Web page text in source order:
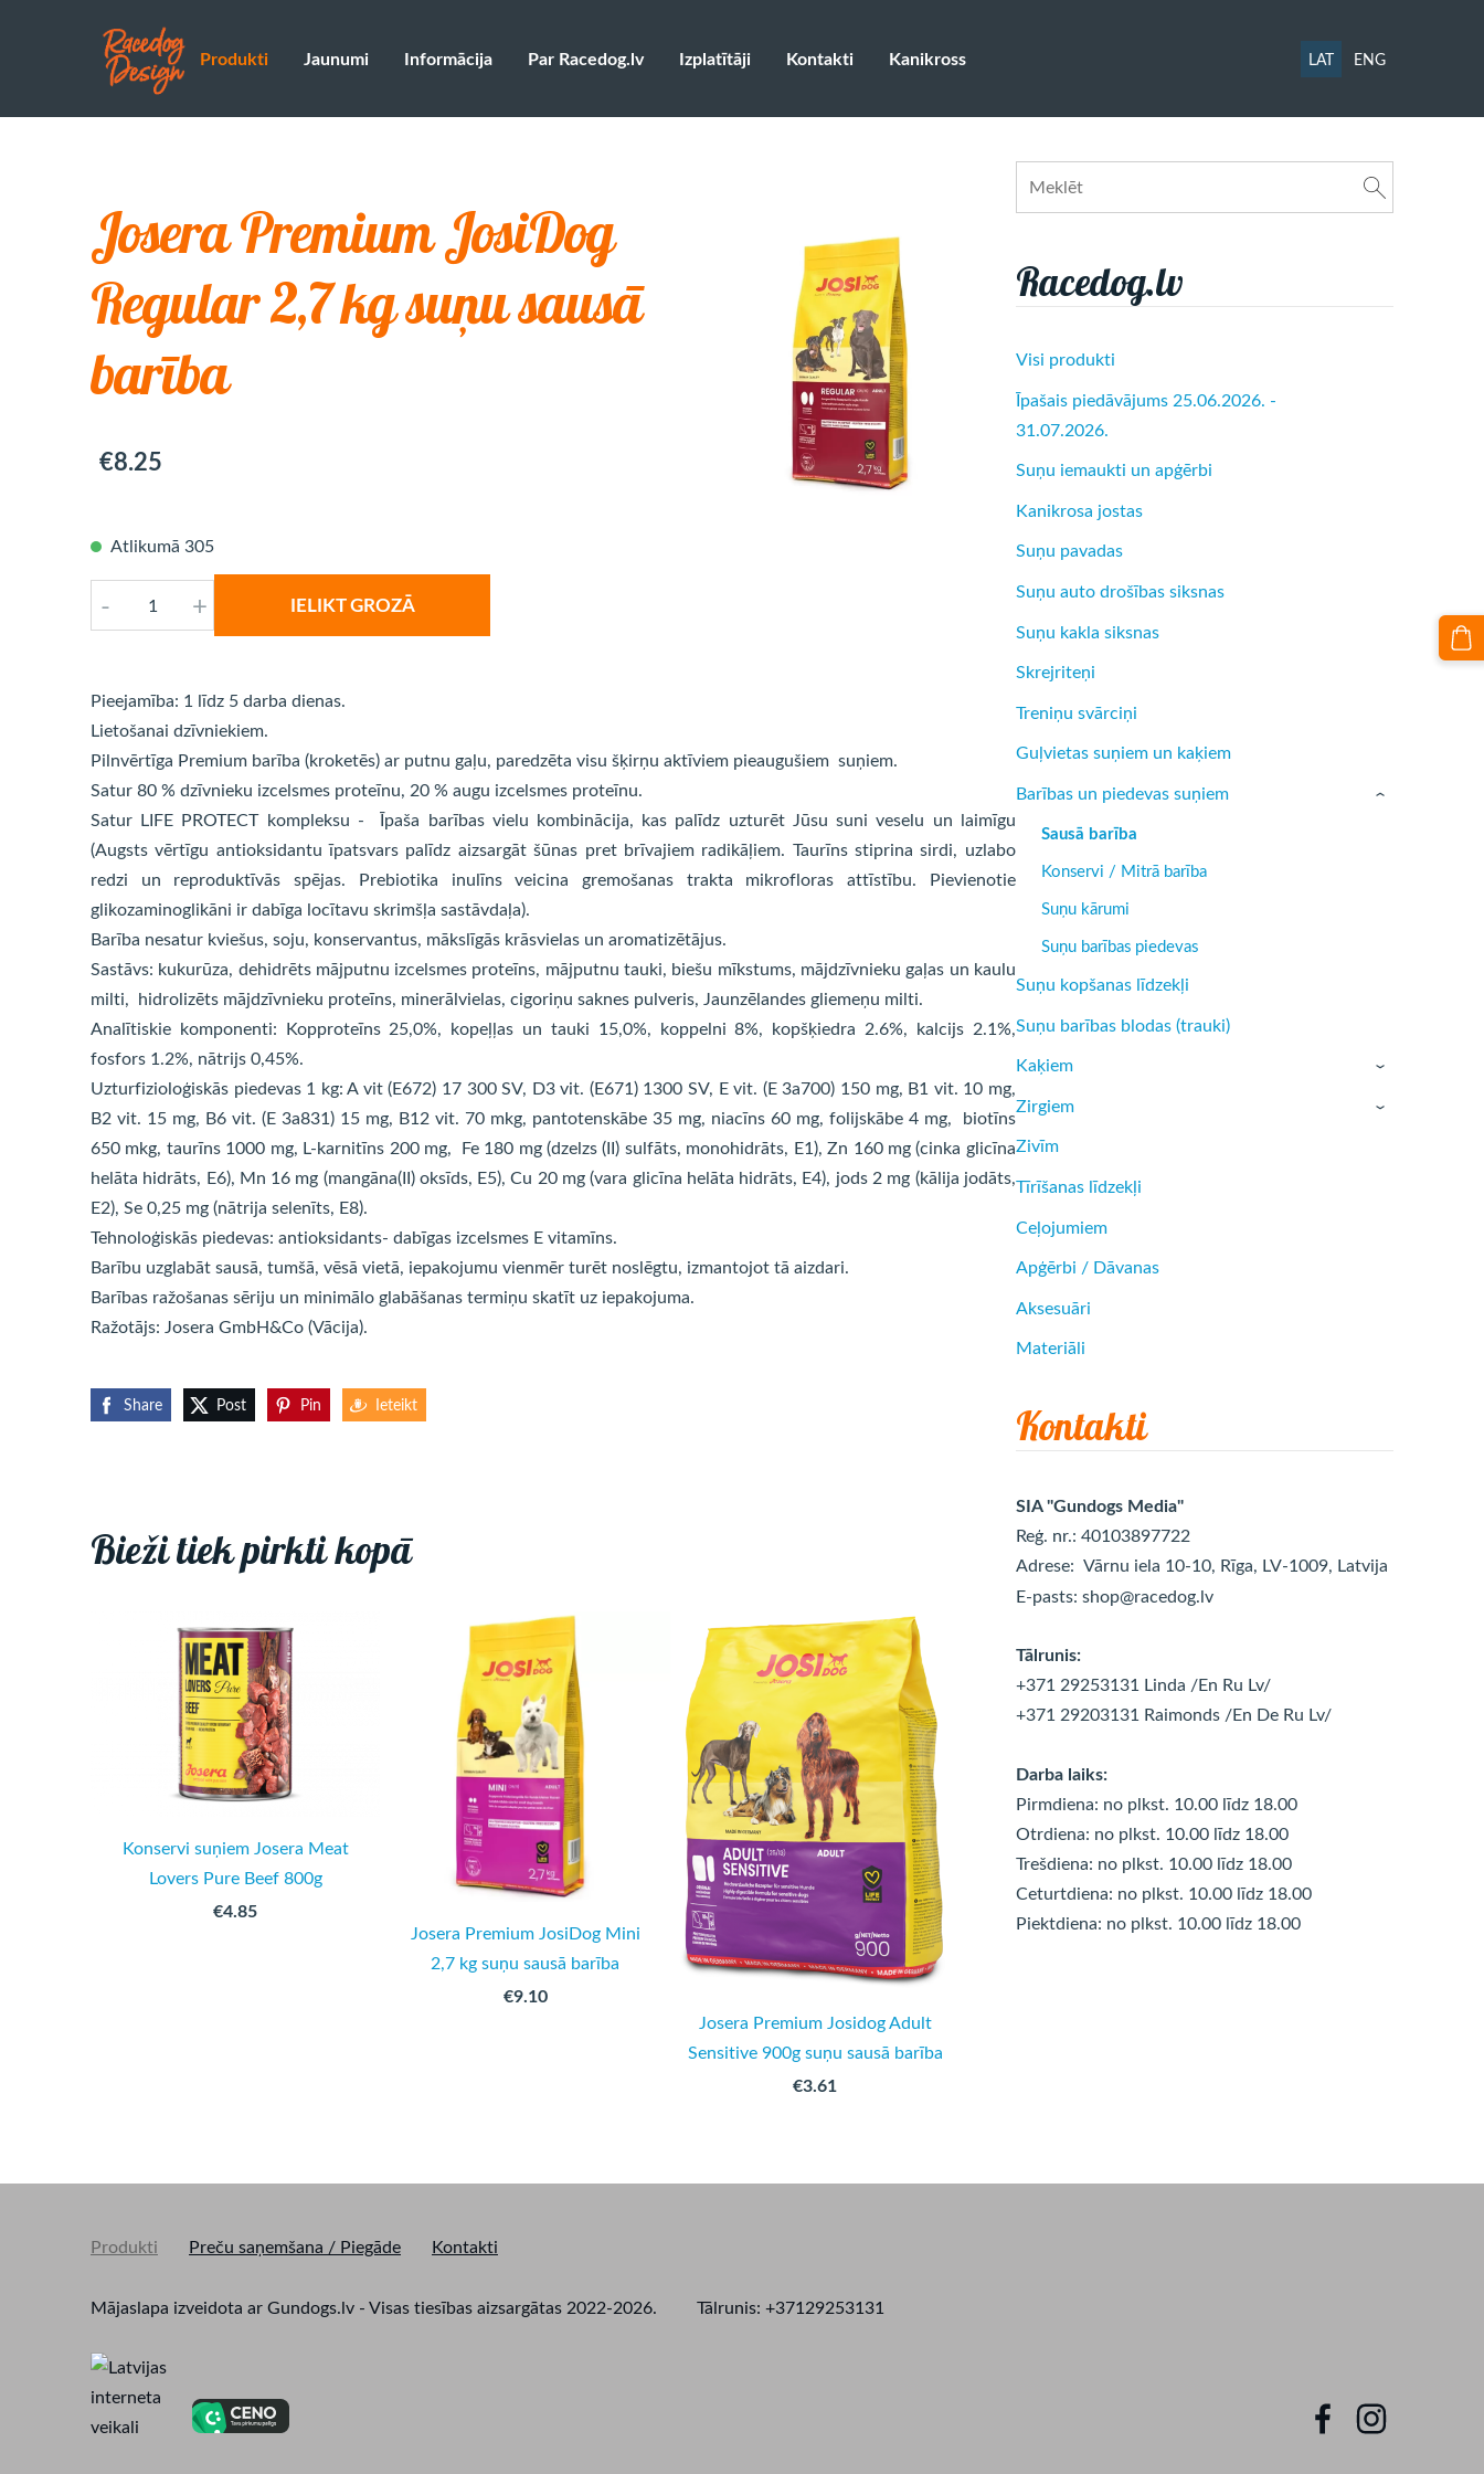
Produkti Jaunumi Informācija Par Racedog.lv Izplatītāji Kontakti Kanikross LAT ENG
Racedog.lv
Visi produkti
Īpašais piedāvājums 25.06.2026. -
31.07.2026.
Suņu iemaukti un apģērbi
Kanikrosa jostas
Suņu pavadas
Suņu auto drošības siksnas
Suņu kakla siksnas
Skrejriteņi
Treniņu svārciņi
Guļvietas suņiem un kaķiem
Barības un piedevas suņiem
Sausā barība
Konservi / Mitrā barība
Suņu kārumi
Suņu barības piedevas
›
Suņu kopšanas līdzekļi
Suņu barības blodas (trauki)
Kaķiem
›
Zirgiem ›
Zivīm
Tīrīšanas līdzekļi
Ceļojumiem
Apģērbi / Dāvanas
Aksesuāri
Materiāli
Kontakti
SIA "Gundogs Media"
Reģ. nr.: 40103897722
Adrese: Vārnu iela 10-10, Rīga, LV-1009, Latvija
E-pasts: shop@racedog.lv
Tālrunis:
+371 29253131 Linda /En Ru Lv/
+371 29203131 Raimonds /En De Ru Lv/
Darba laiks:
Pirmdiena: no plkst. 10.00 līdz 18.00
Otrdiena: no plkst. 10.00 līdz 18.00
Trešdiena: no plkst. 10.00 līdz 18.00
Ceturtdiena: no plkst. 10.00 līdz 18.00
Piektdiena: no plkst. 10.00 līdz 18.00
Josera Premium JosiDog
Regular 2,7 kg suņu sausā
barība
€8.25
Atlikumā 305
- + IELIKT GROZĀ
Pieejamība: 1 līdz 5 darba dienas.
Lietošanai dzīvniekiem.
Pilnvērtīga Premium barība (kroketēs) ar putnu gaļu, paredzēta visu šķirņu aktīviem pieaugušiem suņiem.
Satur 80 % dzīvnieku izcelsmes proteīnu, 20 % augu izcelsmes proteīnu.
Satur LIFE PROTECT kompleksu - Īpaša barības vielu kombinācija, kas palīdz uzturēt Jūsu suni veselu un laimīgu
(Augsts vērtīgu antioksidantu īpatsvars palīdz aizsargāt šūnas pret brīvajiem radikāļiem. Taurīns stiprina sirdi, uzlabo
redzi un reproduktīvās spējas. Prebiotika inulīns veicina gremošanas trakta mikrofloras attīstību. Pievienotie
glikozaminoglikāni ir dabīga locītavu skrimšļa sastāvdaļa).
Barība nesatur kviešus, soju, konservantus, mākslīgās krāsvielas un aromatizētājus.
Sastāvs: kukurūza, dehidrēts mājputnu izcelsmes proteīns, mājputnu tauki, biešu mīkstums, mājdzīvnieku gaļas un kaulu
milti, hidrolizēts mājdzīvnieku proteīns, minerālvielas, cigoriņu saknes pulveris, Jaunzēlandes gliemeņu milti.
Analītiskie komponenti: Kopproteīns 25,0%, kopeļļas un tauki 15,0%, koppelni 8%, kopšķiedra 2.6%, kalcijs 2.1%,
fosfors 1.2%, nātrijs 0,45%.
Uzturfizioloģiskās piedevas 1 kg: A vit (E672) 17 300 SV, D3 vit. (E671) 1300 SV, E vit. (E 3a700) 150 mg, B1 vit. 10 mg,
B2 vit. 15 mg, B6 vit. (E 3a831) 15 mg, B12 vit. 70 mkg, pantotenskābe 35 mg, niacīns 60 mg, folijskābe 4 mg, biotīns
650 mkg, taurīns 1000 mg, L-karnitīns 200 mg, Fe 180 mg (dzelzs (II) sulfāts, monohidrāts, E1), Zn 160 mg (cinka glicīna
helāta hidrāts, E6), Mn 16 mg (mangāna(II) oksīds, E5), Cu 20 mg (vara glicīna helāta hidrāts, E4), jods 2 mg (kālija jodāts,
E2), Se 0,25 mg (nātrija selenīts, E8).
Tehnoloģiskās piedevas: antioksidants- dabīgas izcelsmes E vitamīns.
Barību uzglabāt sausā, tumšā, vēsā vietā, iepakojumu vienmēr turēt noslēgtu, izmantojot tā aizdari.
Barības ražošanas sēriju un minimālo glabāšanas termiņu skatīt uz iepakojuma.
Ražotājs: Josera GmbH&Co (Vācija).
Share Post Pin Ieteikt
Bieži tiek pirkti kopā
Konservi suņiem Josera Meat
Lovers Pure Beef 800g
€4.85
Josera Premium JosiDog Mini
2,7 kg suņu sausā barība
€9.10
Josera Premium Josidog Adult
Sensitive 900g suņu sausā barība
€3.61
Produkti Preču saņemšana / Piegāde Kontakti
Mājaslapa izveidota ar Gundogs.lv - Visas tiesības aizsargātas 2022-2026. Tālrunis: +37129253131